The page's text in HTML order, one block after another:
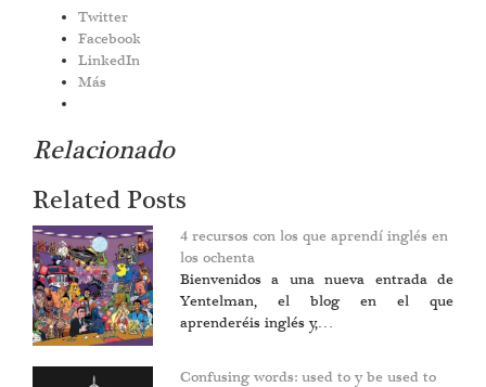
Twitter
Facebook
LinkedIn
Más
Relacionado
Related Posts
4 recursos con los que aprendí inglés en
los ochenta
Bienvenidos a una nueva entrada de
Yentelman, el blog en el que
aprenderéis inglés y,…
Confusing words: used to y be used to